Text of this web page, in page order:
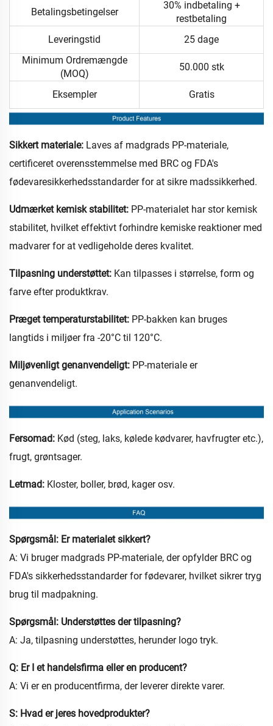
Betalingsbetingelser
30% indbetaling +
restbetaling
Leveringstid
25 dage
Minimum Ordremængde
(MOQ)
50.000 stk
Eksempler Gratis
Sikkert materiale: Laves af madgrads PP-materiale,
certificeret overensstemmelse med BRC og FDA's
fødevaresikkerhedsstandarder for at sikre madssikkerhed.
Udmærket kemisk stabilitet: PP-materialet har stor kemisk
stabilitet, hvilket effektivt forhindre kemiske reaktioner med
madvarer for at vedligeholde deres kvalitet.
Tilpasning understøttet: Kan tilpasses i størrelse, form og
farve efter produktkrav.
Præget temperaturstabilitet: PP-bakken kan bruges
langtids i miljøer fra -20°C til 120°C.
Miljøvenligt genanvendeligt: PP-materiale er
genanvendeligt.
Fersomad: Kød (steg, laks, kølede kødvarer, havfrugter etc.),
frugt, grøntsager.
Letmad: Kloster, boller, brød, kager osv.
Spørgsmål: Er materialet sikkert?
A: Vi bruger madgrads PP-materiale, der opfylder BRC og
FDA's sikkerhedsstandarder for fødevarer, hvilket sikrer tryg
brug til madpakning.
Spørgsmål: Understøttes der tilpasning?
A: Ja, tilpasning understøttes, herunder logo tryk.
Q: Er I et handelsfirma eller en producent?
A: Vi er en producentfirma, der leverer direkte varer.
S: Hvad er jeres hovedprodukter?